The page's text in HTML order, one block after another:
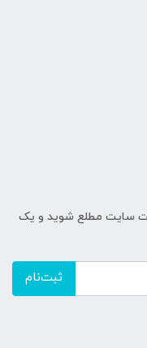
سایت مطلع شوید و یک
ثبت‌نام